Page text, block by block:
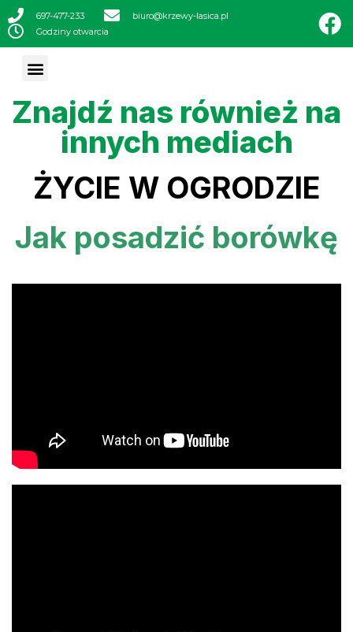
697-477-233
biuro@krzewy-lasica.pl
Godziny otwarcia
Znajdź nas również na
innych mediach
ŻYCIE W OGRODZIE
Jak posadzić borówkę